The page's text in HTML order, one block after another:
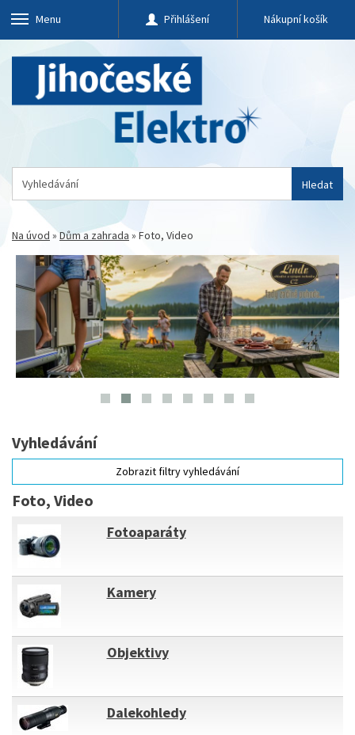
Menu Přihlášení Nákupní košík
Hledat
Na úvod »Dům a zahrada » Foto, Video
Vyhledávání
Zobrazit filtry vyhledávání
Foto, Video
Fotoaparáty
Kamery
Objektivy
Dalekohledy